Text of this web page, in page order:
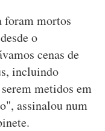
foram mortos
o
cenas de
incluindo
metidos em
assinalou num